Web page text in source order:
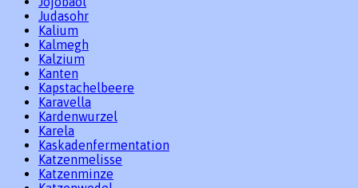
Judasohr
Kalium
Kalmegh
Kalzium
Kanten
Kapstachelbeere
Karavella
Kardenwurzel
Karela
Kaskadenfermentation
Katzenmelisse
Katzenminze